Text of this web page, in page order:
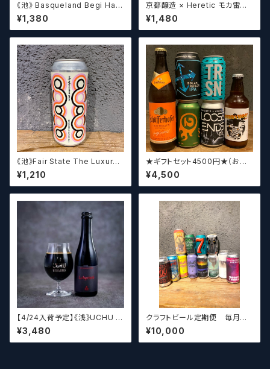
《池》 Basqueland Begi Hau
ndi ベヒ アウンディ
¥1,380
京都醸造 × Heretic モカ雷神 /
Kyoto × Heretic MOCHA T
HUNDER【クラフトビールシザ
ーズ】
¥1,480
《池》Fair State The Luxury
of Restraint / フェアステイト
ザ ラグジュアリー オブ リストレ
イント【クラフトビールシザーズ】
¥1,210
★ギフトセット4500円★（お好
みに合わせて5〜6本チョイスさ
せていただきます）【クラフトビー
ル】
¥4,500
【4/24入荷予定】《浅》UCHU B
REWING LabyrinthN【クラフト
ビール】
¥3,480
クラフトビール定期便 毎月厳
選したクラフトビールをお届けし
ます。（10本～12本）
¥10,000